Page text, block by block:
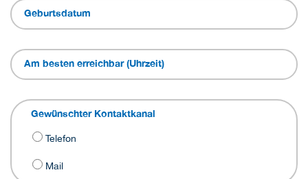
Geburtsdatum
Am besten erreichbar (Uhrzeit)
Gewünschter Kontaktkanal
Telefon
Mail